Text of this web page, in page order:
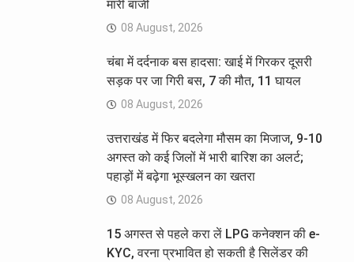
मारी बाजी
08 August, 2026
चंबा में दर्दनाक बस हादसा: खाई में गिरकर दूसरी
सड़क पर जा गिरी बस, 7 की मौत, 11 घायल
08 August, 2026
उत्तराखंड में फिर बदलेगा मौसम का मिजाज, 9-10
अगस्त को कई जिलों में भारी बारिश का अलर्ट;
पहाड़ों में बढ़ेगा भूस्खलन का खतरा
08 August, 2026
15 अगस्त से पहले करा लें LPG कनेक्शन की e-
KYC, वरना प्रभावित हो सकती है सिलेंडर की